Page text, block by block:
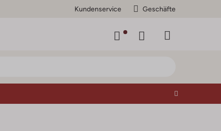
Kundenservice Geschäfte